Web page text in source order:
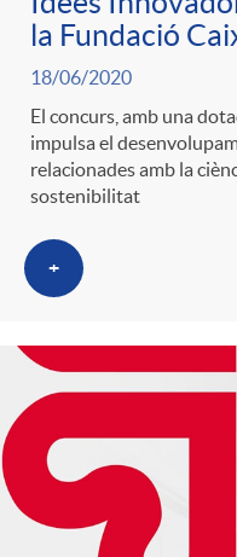
g
o
r
i
a
s
la Fundació
18/06/2020
El concurs, amb una
impulsa el
relacionades amb la
sostenibilitat
+